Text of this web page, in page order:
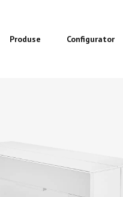
Produse Configurator